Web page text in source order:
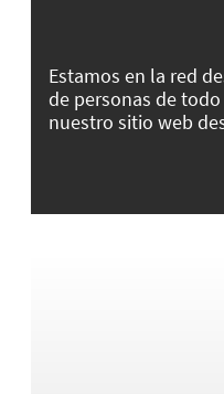
Estamos en la red
de personas de
nuestro sitio web